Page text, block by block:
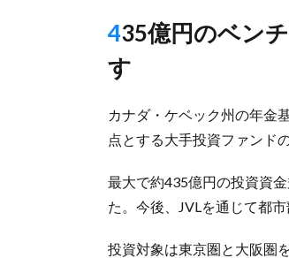
435億円のベンチャー設立、都市部の案件など開発・取得目指
す
カナダ・ケベック州の年金
点とする大手投資ファンド
最大で約435億円の投資資
た。今後、JVLを通じて都
投資対象は東京圏と大阪圏